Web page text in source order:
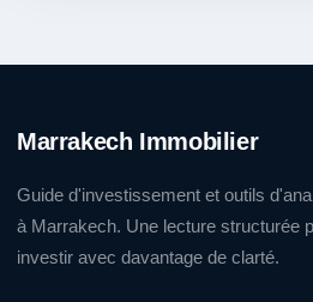
Marrakech Immobilier
Guide d'investissement et outils
à Marrakech. Une lecture structurée
investir avec davantage de clarté.